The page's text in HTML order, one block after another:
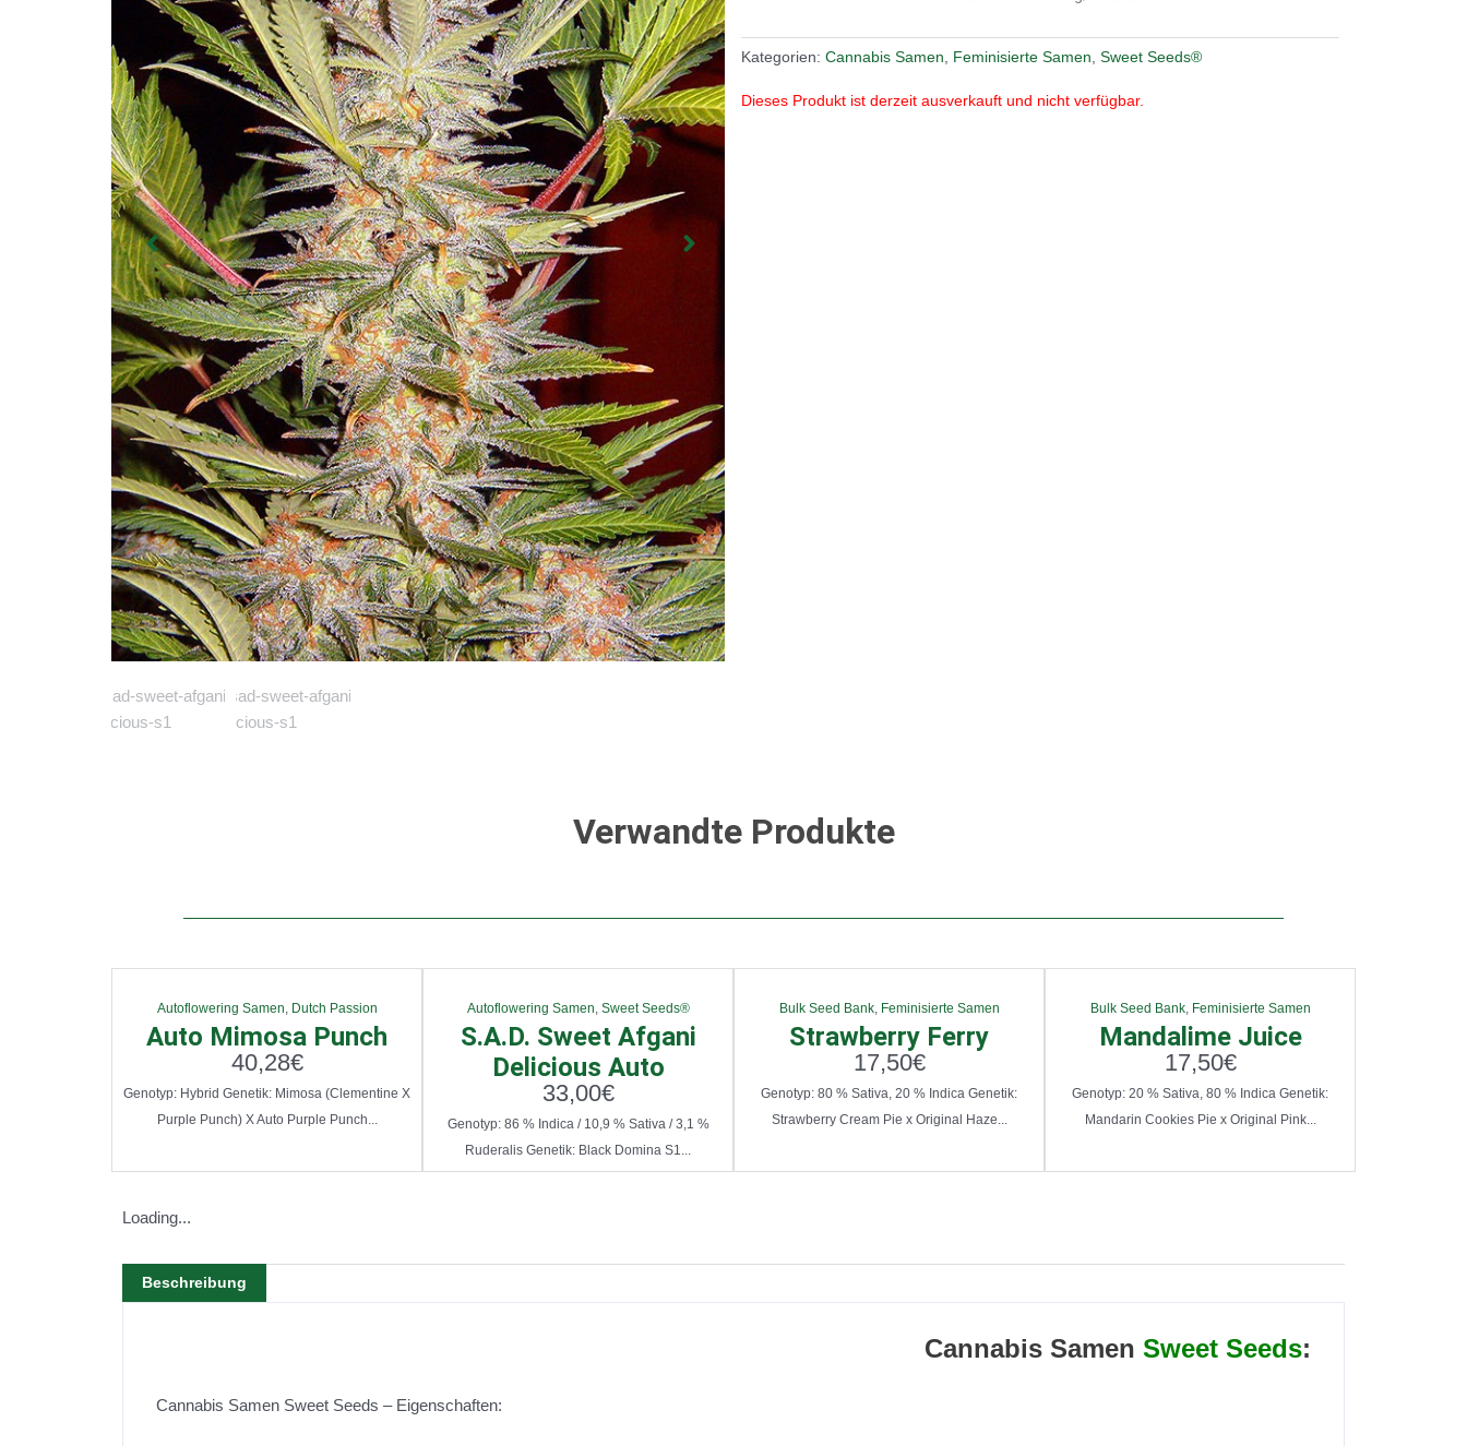
Kategorien:Cannabis Samen, Feminisierte Samen,Sweet Seeds®
Dieses Produkt ist derzeit ausverkauft und nicht verfügbar.
Verwandte Produkte
Autoflowering Samen Dutch Passion
Auto Mimosa Punch
40,28€
Genotyp: Hybrid Genetik: Mimosa (Clementine X
Purple Punch) X Auto Purple Punch...
Autoflowering Samen Sweet Seeds®
S.A.D. Sweet Afgani
Delicious Auto
33,00€
Genotyp: 86 % Indica / 10,9 % Sativa / 3,1 %
Ruderalis Genetik: Black Domina S1...
Bulk Seed Bank, Feminisierte Samen
Strawberry Ferry
17,50€
Genotyp: 80 % Sativa, 20 % Indica Genetik:
Strawberry Cream Pie x Original Haze...
Bulk Seed Bank, Feminisierte Samen
Mandalime Juice
17,50€
Genotyp: 20 % Sativa, 80 % Indica Genetik:
Mandarin Cookies Pie x Original Pink...
Loading...
Beschreibung
Cannabis Samen Sweet Seeds:
Cannabis Samen Sweet Seeds – Eigenschaften: